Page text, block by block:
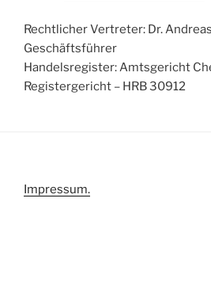
Rechtlicher Vertreter: Dr.
Geschäftsführer
Handelsregister: Amtsgericht
Registergericht – HRB 30912
Impressum.